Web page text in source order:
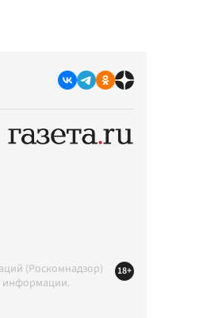
(Роскомнадзор)
информации.
18+